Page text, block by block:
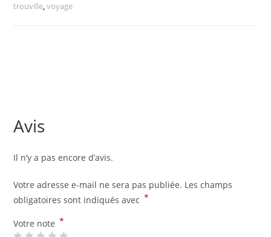
trouville,voyage
Avis
Il n’y a pas encore d’avis.
Votre adresse e-mail ne sera pas publiée. Les champs
obligatoires sont indiqués avec *
Votre note *